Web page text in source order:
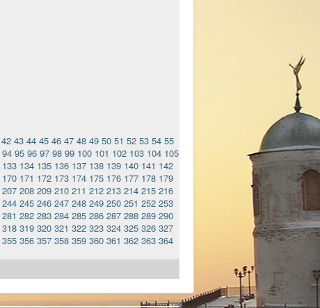
42 43 44 45 46 47 48 49 50 51 52 53 54 55
94 95 96 97 98 99 100 101 102 103 104 105
133 134 135 136 137 138 139 140 141 142
170 171 172 173 174 175 176 177 178 179
207 208 209 210 211 212 213 214 215 216
244 245 246 247 248 249 250 251 252 253
281 282 283 284 285 286 287 288 289 290
318 319 320 321 322 323 324 325 326 327
355 356 357 358 359 360 361 362 363 364